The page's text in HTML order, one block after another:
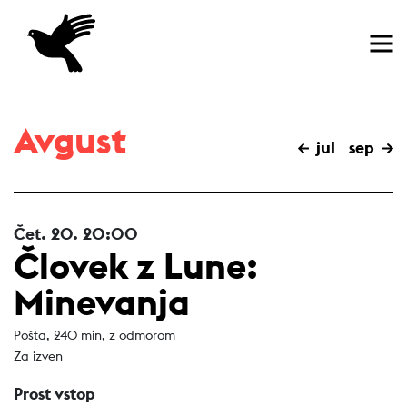
Domov
sep
jul
Avgust
Čet. 20. 20:00
Človek z Lune:
Minevanja
Pošta, 240 min, z odmorom
Za izven
Prost vstop